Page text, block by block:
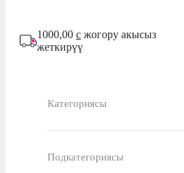
1000,00 с жогору акысыз
жеткирүү
Категориясы
Подкатегориясы